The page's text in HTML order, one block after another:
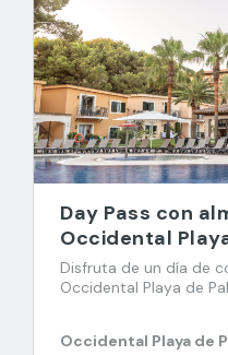
Day Pass con
Occidental
Disfruta de un día de
Occidental Playa de
Occidental Playa de